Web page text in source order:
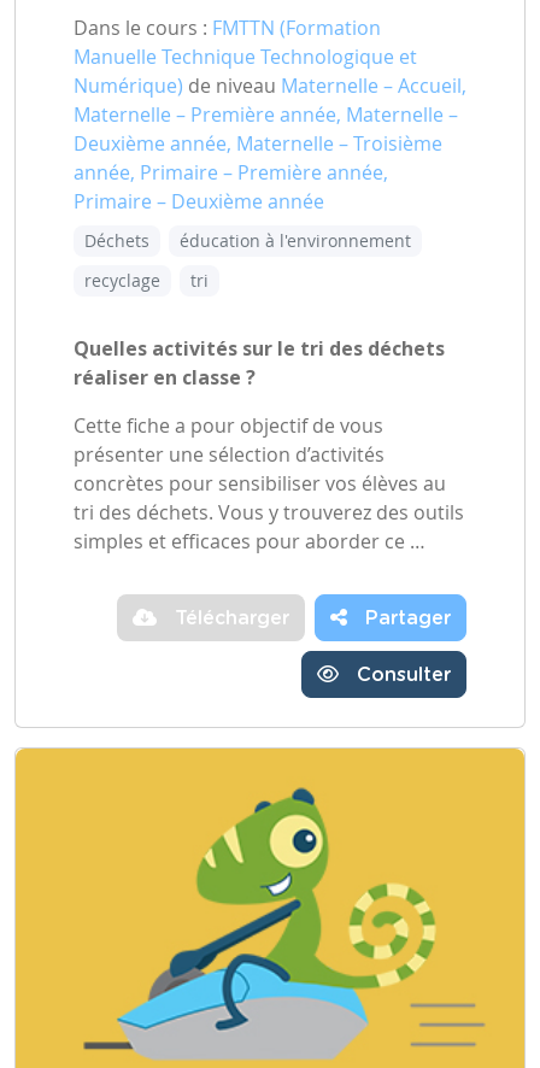
Dans le cours : FMTTN (Formation
Manuelle Technique Technologique et
Numérique) de niveau Maternelle – Accueil,
Maternelle – Première année, Maternelle –
Deuxième année, Maternelle – Troisième
année, Primaire – Première année,
Primaire – Deuxième année
Déchets
éducation à l'environnement
recyclage
tri
Quelles activités sur le tri des déchets
réaliser en classe ?
Cette fiche a pour objectif de vous
présenter une sélection d’activités
concrètes pour sensibiliser vos élèves au
tri des déchets. Vous y trouverez des outils
simples et efficaces pour aborder ce …
Télécharger Partager
Consulter